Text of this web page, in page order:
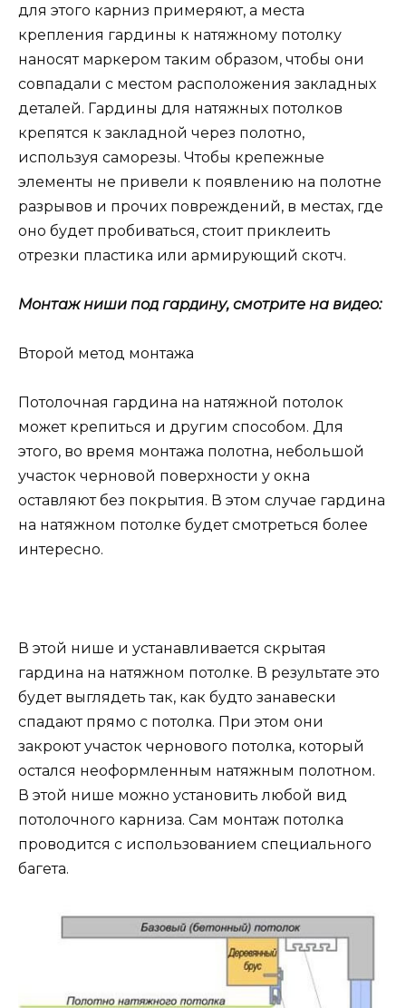
для этого карниз примеряют, а места
крепления гардины к натяжному потолку
наносят маркером таким образом, чтобы они
совпадали с местом расположения закладных
деталей. Гардины для натяжных потолков
крепятся к закладной через полотно,
используя саморезы. Чтобы крепежные
элементы не привели к появлению на полотне
разрывов и прочих повреждений, в местах, где
оно будет пробиваться, стоит приклеить
отрезки пластика или армирующий скотч.
Монтаж ниши под гардину, смотрите на видео:
Второй метод монтажа
Потолочная гардина на натяжной потолок
может крепиться и другим способом. Для
этого, во время монтажа полотна, небольшой
участок черновой поверхности у окна
оставляют без покрытия. В этом случае гардина
на натяжном потолке будет смотреться более
интересно.
В этой нише и устанавливается скрытая
гардина на натяжном потолке. В результате это
будет выглядеть так, как будто занавески
спадают прямо с потолка. При этом они
закроют участок чернового потолка, который
остался неоформленным натяжным полотном.
В этой нише можно установить любой вид
потолочного карниза. Сам монтаж потолка
проводится с использованием специального
багета.